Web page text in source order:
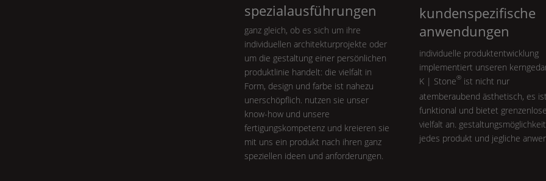
spezialausführungen
ganz gleich, ob es sich um ihre
individuellen architekturprojekte oder
um die gestaltung einer persönlichen
produktlinie handelt: die vielfalt in
Form, design und farbe ist nahezu
unerschöpflich. nutzen sie unser
know-how und unsere
fertigungskompetenz und kreieren sie
mit uns ein produkt nach ihren ganz
speziellen ideen und anforderungen.
kundenspezifische
anwendungen
individuelle produktentwicklung
implementiert unseren
K | Stone®ist nicht nur
atemberaubend ästhetisch, es
funktional und bietet grenzenlose
vielfalt an.
jedes produkt und jegliche